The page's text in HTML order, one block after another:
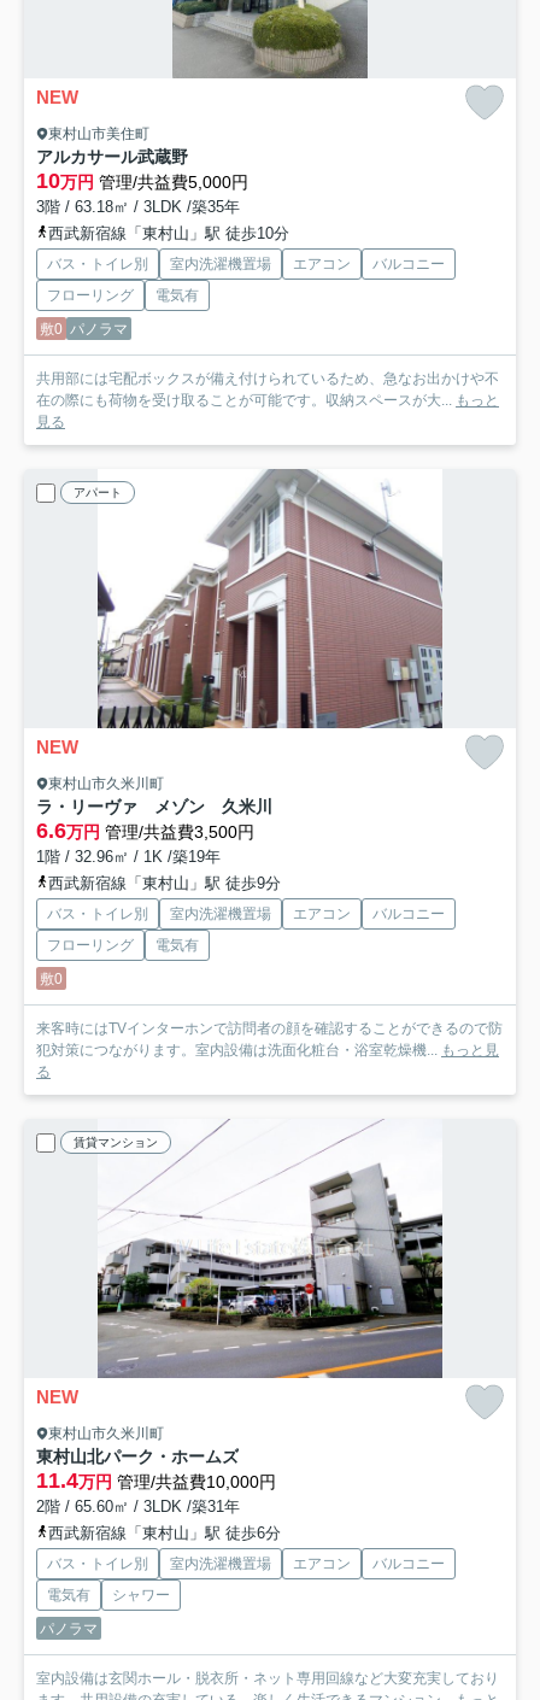
NEW
東村山市美住町
アルカサール武蔵野
10万円 管理/共益費5,000円
3階 / 63.18㎡ / 3LDK /築35年
西武新宿線「東村山」駅 徒歩10分
バス・トイレ別 室内洗濯機置場 エアコン
バルコニー
フローリング
電気有
敷0 パノラマ
共用部には宅配ボックスが備え付けられているため、急なお出かけや不
在の際にも荷物を受け取ることが可能です。収納スペースが大... もっと
見る
アパート
NEW
東村山市久米川町
ラ・リーヴァ メゾン 久米川
6.6万円 管理/共益費3,500円
1階 / 32.96㎡ / 1K /築19年
西武新宿線「東村山」駅 徒歩9分
バス・トイレ別 室内洗濯機置場 エアコン
バルコニー
フローリング
電気有
敷0
来客時にはTVインターホンで訪問者の顔を確認することができるので防
犯対策につながります。室内設備は洗面化粧台・浴室乾燥機... もっと見
る
賃貸マンション
NEW
東村山市久米川町
東村山北パーク・ホームズ
11.4万円 管理/共益費10,000円
2階 / 65.60㎡ / 3LDK /築31年
西武新宿線「東村山」駅 徒歩6分
バス・トイレ別 室内洗濯機置場 エアコン
バルコニー
電気有
シャワー
パノラマ
室内設備は玄関ホール・脱衣所・ネット専用回線など大変充実しており